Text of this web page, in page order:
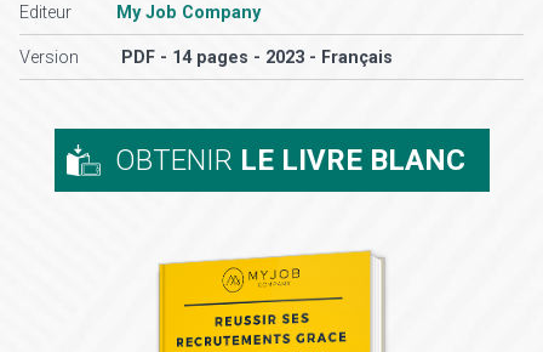
Editeur My Job Company
Version PDF - 14 pages - 2023 - Français
OBTENIR LE LIVRE BLANC